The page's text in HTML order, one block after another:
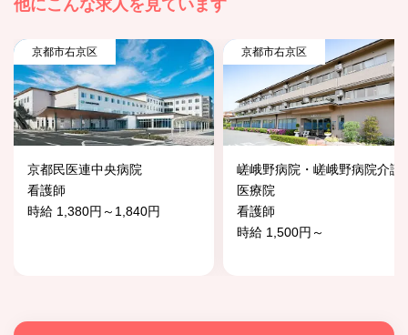
他にこんな求人を見ています
京都市右京区
京都民医連中央病院
看護師
時給 1,380円～1,840円
京都市右京区
嵯峨野病院・嵯峨野病院介護
医療院
看護師
時給 1,500円～